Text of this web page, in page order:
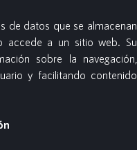
de datos que se almacenan
accede a un sitio web. Su
sobre la navegación,
y facilitando contenido